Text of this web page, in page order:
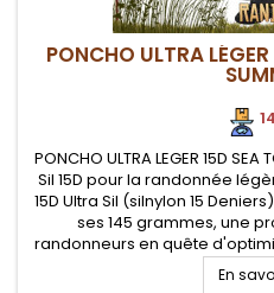
PONCHO ULTRA
PONCHO ULTRA LEGER 15D
Sil 15D pour la randonnée
15D Ultra Sil (silnylon 15
ses 145 grammes, une
randonneurs en quête
En